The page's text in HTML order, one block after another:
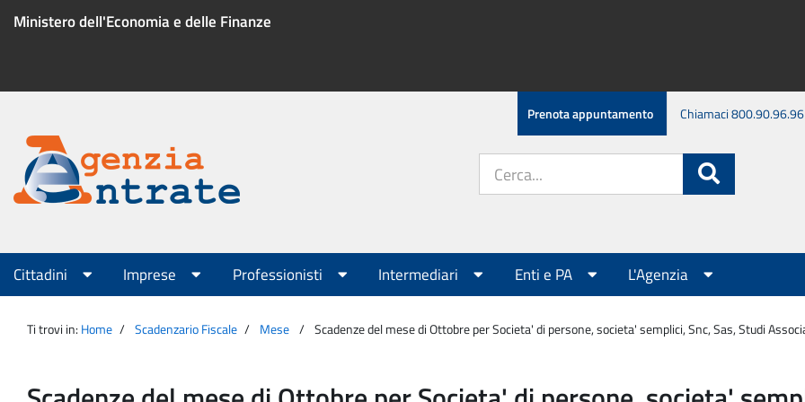
Ministero dell'Economia e delle Finanze
Menu
servizio
Prenota appuntamento Chiamaci 800.90.96.96
Agenzia
Entrate
sito:
Menu
principale
Cittadini Imprese Professionisti Intermediari Enti e PA L'Agenzia
Ti trovi in: Home Scadenzario Fiscale Mese Scadenze del mese di Ottobre per Societa' di persone, societa' semplici, Snc, Sas, Studi